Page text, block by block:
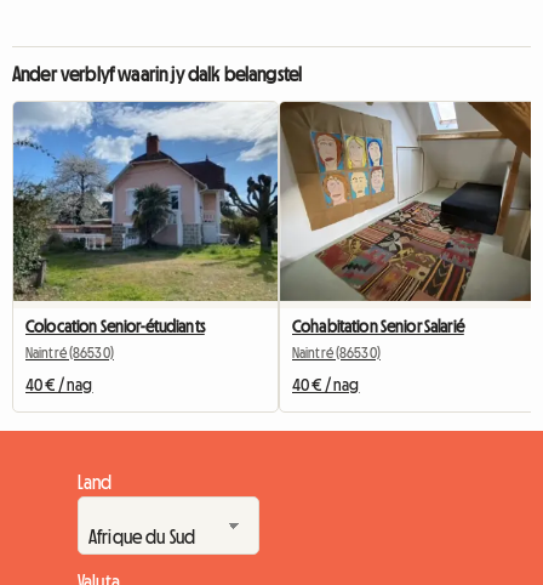
Ander verblyf waarin jy dalk belangstel
Colocation Senior-étudiants
Naintré (86530)
40 € / nag
Cohabitation Senior Salarié
Naintré (86530)
40 € / nag
Land
Valuta